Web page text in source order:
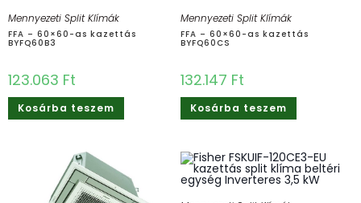
Mennyezeti Split Klímák
FFA – 60×60-as kazettás
BYFQ60B3
123.063 Ft
Kosárba teszem
Mennyezeti Split Klímák
FFA – 60×60-as kazettás
BYFQ60CS
132.147 Ft
Kosárba teszem